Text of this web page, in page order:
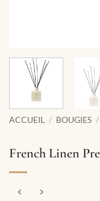
ACCUEIL / BOUGIES /
French Linen